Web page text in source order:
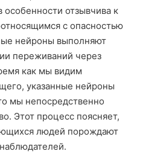
особенности отзывчива к
с опасностью
нейроны выполняют
переживаний через
как мы видим
указанные нейроны
мы непосредственно
Этот процесс поясняет,
людей порождают